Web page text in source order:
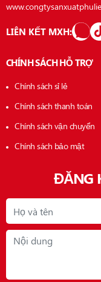
LIÊN KẾT MXH:
CHÍNH SÁCH HỖ TRỢ
Chính sách sỉ lẻ
Chính sách thanh toán
Chính sách vận chuyển
Chính sách bảo mật
ĐĂNG